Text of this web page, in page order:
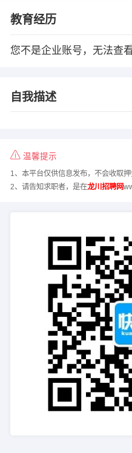
教育经历
您不是企业账号，无法查
自我描述
温馨提示
1、本平台仅供信息发布，不会收取
2、请告知求职者，是在龙川招聘网